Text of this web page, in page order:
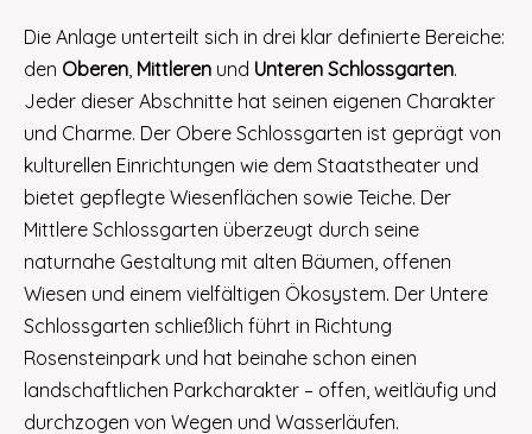
Die Anlage unterteilt sich in drei klar definierte Bereiche:
den Oberen, Mittleren und Unteren Schlossgarten.
Jeder dieser Abschnitte hat seinen eigenen Charakter
und Charme. Der Obere Schlossgarten ist geprägt von
kulturellen Einrichtungen wie dem Staatstheater und
bietet gepflegte Wiesenflächen sowie Teiche. Der
Mittlere Schlossgarten überzeugt durch seine
naturnahe Gestaltung mit alten Bäumen, offenen
Wiesen und einem vielfältigen Ökosystem. Der Untere
Schlossgarten schließlich führt in Richtung
Rosensteinpark und hat beinahe schon einen
landschaftlichen Parkcharakter – offen, weitläufig und
durchzogen von Wegen und Wasserläufen.